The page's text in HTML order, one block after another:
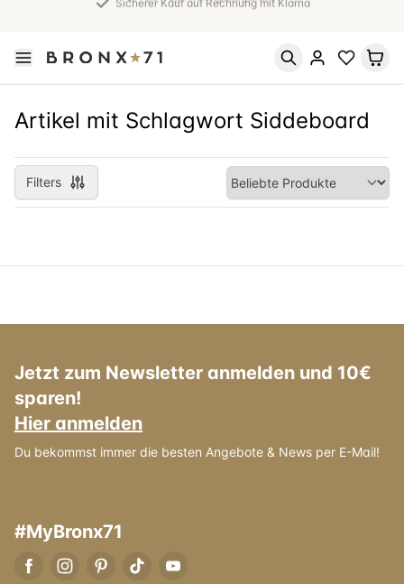
30 Tage Rückgabegarantie
Artikel mit Schlagwort Siddeboard
Filters
Jetzt zum Newsletter anmelden und 10€
sparen!
Hier anmelden
Du bekommst immer die besten Angebote & News per E-Mail!
#MyBronx71